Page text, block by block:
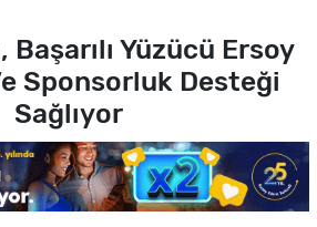
Yüzücü Ersoy
Sponsorluk Desteği
Sağlıyor